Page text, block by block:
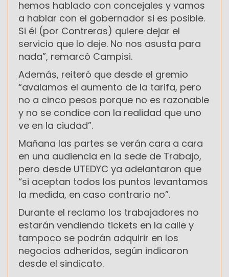
hemos hablado con concejales y vamos
a hablar con el gobernador si es posible.
Si él (por Contreras) quiere dejar el
servicio que lo deje. No nos asusta para
nada”, remarcó Campisi.
Además, reiteró que desde el gremio
“avalamos el aumento de la tarifa, pero
no a cinco pesos porque no es razonable
y no se condice con la realidad que uno
ve en la ciudad”.
Mañana las partes se verán cara a cara
en una audiencia en la sede de Trabajo,
pero desde UTEDYC ya adelantaron que
“si aceptan todos los puntos levantamos
la medida, en caso contrario no”.
Durante el reclamo los trabajadores no
estarán vendiendo tickets en la calle y
tampoco se podrán adquirir en los
negocios adheridos, según indicaron
desde el sindicato.